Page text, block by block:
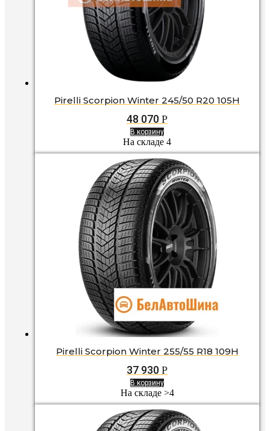
Pirelli Scorpion Winter 245/50 R20 105H
48 070 Р
В корзину
На складе 4
Pirelli Scorpion Winter 255/55 R18 109H
37 930 Р
В корзину
На складе >4